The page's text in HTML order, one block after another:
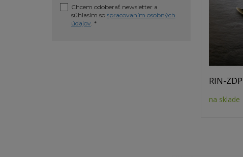
Chcem odoberať newsletter a
súhlasím so spracovaním osobných
údajov. *
RIN-
na sklade